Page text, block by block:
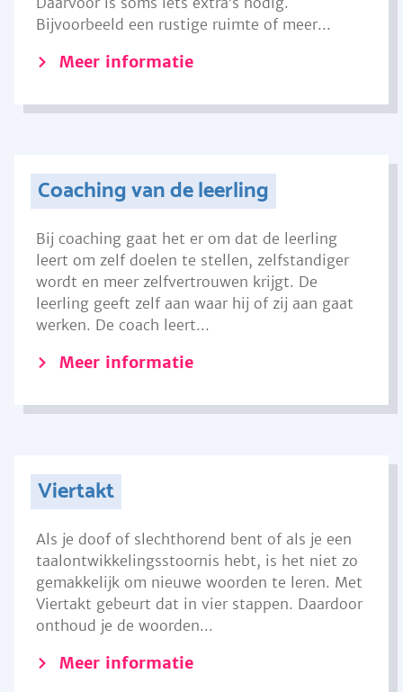
Bijvoorbeeld een rustige ruimte of meer...
Meer informatie
Coaching van de leerling
Bij coaching gaat het er om dat de leerling
leert om zelf doelen te stellen, zelfstandiger
wordt en meer zelfvertrouwen krijgt. De
leerling geeft zelf aan waar hij of zij aan gaat
werken. De coach leert...
Meer informatie
Viertakt
Als je doof of slechthorend bent of als je een
taalontwikkelingsstoornis hebt, is het niet zo
gemakkelijk om nieuwe woorden te leren. Met
Viertakt gebeurt dat in vier stappen. Daardoor
onthoud je de woorden...
Meer informatie